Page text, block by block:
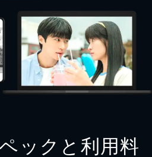
ックと利用料